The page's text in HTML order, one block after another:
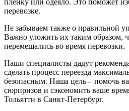
перевозке.
Не забываем также о правильной
Важно уложить их таким образом,
перемещались во время перевозки.
Наши специалисты дадут
сделать процесс переезда
безопасным. Наша цель – помочь
сюрпризов и сэкономить ваше
Тольятти в Санкт-Петербург.